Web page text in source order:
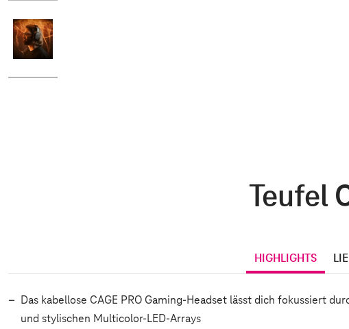
Teufel
HIGHLIGHTS
Das kabellose CAGE PRO Gaming-Headset lässt dich fokussiert
und stylischen Multicolor-LED-Arrays